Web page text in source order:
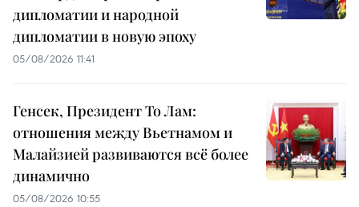
дипломатии и народной
дипломатии в новую эпоху
05/08/2026 11:41
Генсек, Президент То Лам:
отношения между Вьетнамом и
Малайзией развиваются всё более
динамично
05/08/2026 10:55